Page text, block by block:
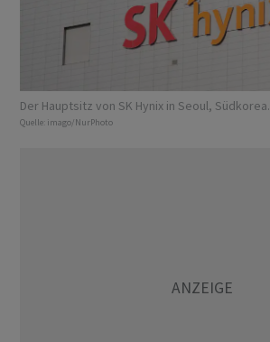
Der Hauptsitz von SK Hynix in Seoul, Südkorea.
Quelle: imago/NurPhoto